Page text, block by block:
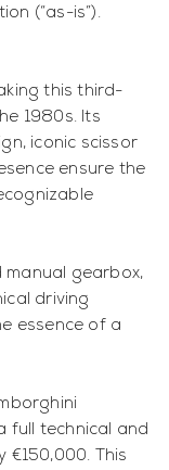
(“as-is”).
this third-
1980s. Its
iconic scissor
ensure the
gearbox,
driving
essence of a
full technical and
€150,000. This